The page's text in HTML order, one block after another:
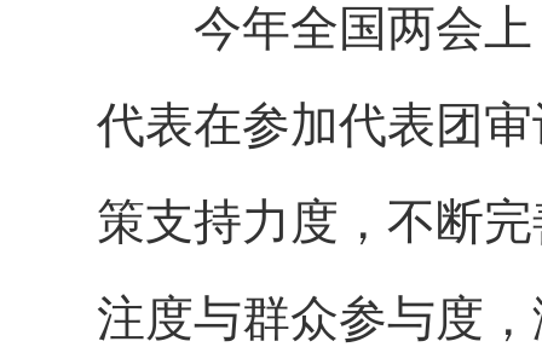
今年全国两会上
代表在参加代表团
策支持力度，不断
注度与群众参与度